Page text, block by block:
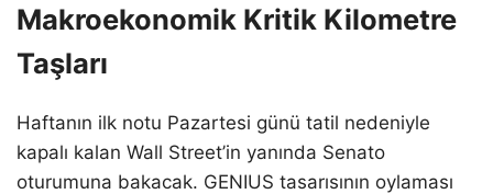
Makroekonomik Kritik Kilometre
Taşları
Haftanın ilk notu Pazartesi günü tatil nedeniyle
kapalı kalan Wall Street’in yanında Senato
oturumuna bakacak. GENIUS tasarısının oylaması